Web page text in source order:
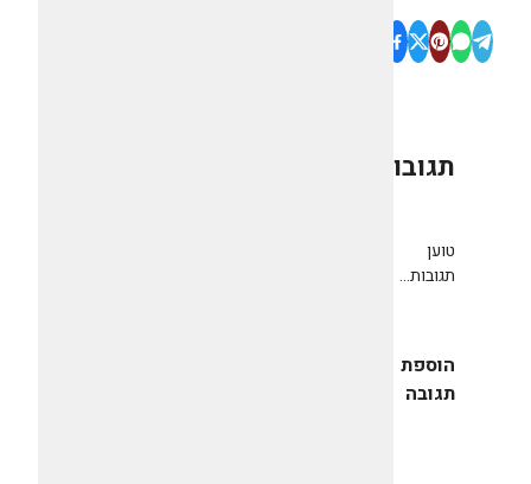
תגובות
טוען
תגובות...
הוספת
תגובה